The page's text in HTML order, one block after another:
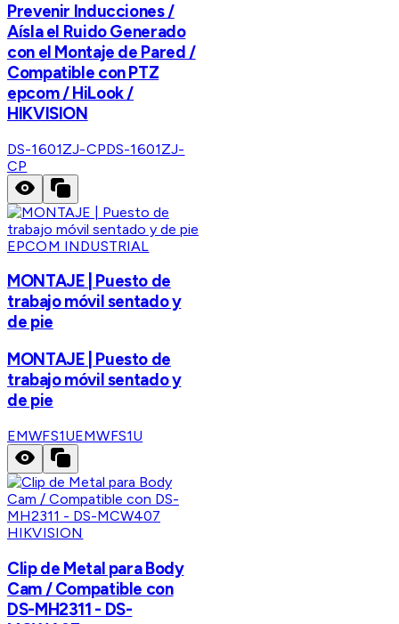
Prevenir Inducciones /
Aísla el Ruido Generado
con el Montaje de Pared /
Compatible con PTZ
epcom / HiLook /
HIKVISION
DS-1601ZJ-CPDS-1601ZJ-
CP
EPCOM INDUSTRIAL
MONTAJE | Puesto de
trabajo móvil sentado y
de pie
MONTAJE | Puesto de
trabajo móvil sentado y
de pie
EMWFS1UEMWFS1U
HIKVISION
Clip de Metal para Body
Cam / Compatible con
DS-MH2311 - DS-